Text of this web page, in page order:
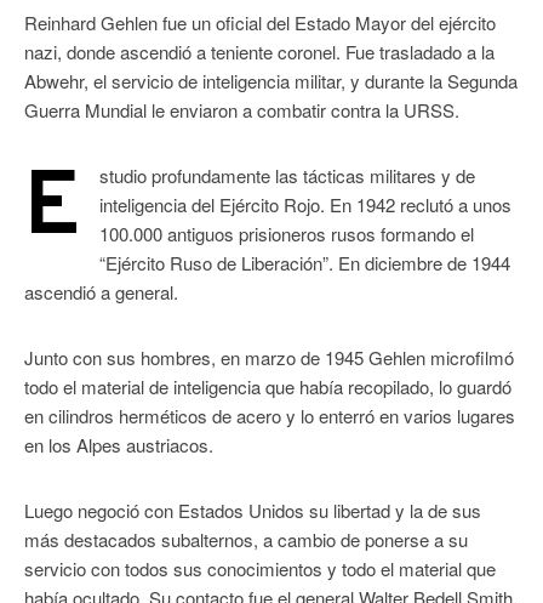
Reinhard Gehlen fue un oficial del Estado Mayor del ejército
nazi, donde ascendió a teniente coronel. Fue trasladado a la
Abwehr, el servicio de inteligencia militar, y durante la Segunda
Guerra Mundial le enviaron a combatir contra la URSS.
E
studio profundamente las tácticas militares y de
inteligencia del Ejército Rojo. En 1942 reclutó a unos
100.000 antiguos prisioneros rusos formando el
“Ejército Ruso de Liberación”. En diciembre de 1944
ascendió a general.
Junto con sus hombres, en marzo de 1945 Gehlen microfilmó
todo el material de inteligencia que había recopilado, lo guardó
en cilindros herméticos de acero y lo enterró en varios lugares
en los Alpes austriacos.
Luego negoció con Estados Unidos su libertad y la de sus
más destacados subalternos, a cambio de ponerse a su
servicio con todos sus conocimientos y todo el material que
había ocultado. Su contacto fue el general Walter Bedell Smith,